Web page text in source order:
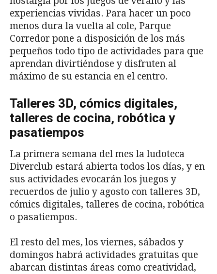
experiencias vividas. Para hacer un poco
menos dura la vuelta al cole, Parque
Corredor pone a disposición de los más
pequeños todo tipo de actividades para que
aprendan divirtiéndose y disfruten al
máximo de su estancia en el centro.
Talleres 3D, cómics digitales,
talleres de cocina, robótica y
pasatiempos
La primera semana del mes la ludoteca
Diverclub estará abierta todos los días, y en
sus actividades evocarán los juegos y
recuerdos de julio y agosto con talleres 3D,
cómics digitales, talleres de cocina, robótica
o pasatiempos.
El resto del mes, los viernes, sábados y
domingos habrá actividades gratuitas que
abarcan distintas áreas como creatividad,